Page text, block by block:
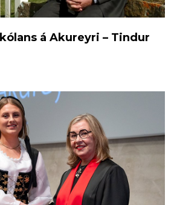
á Akureyri – Tindur